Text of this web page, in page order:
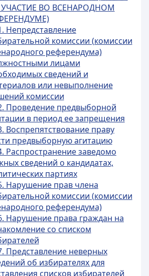
ВО ВСЕНАРОДНОМ
Непредставление
комиссии (комиссии
референдума)
лицами
сведений и
или невыполнение
комиссии
Проведение предвыборной
в период ее запрещения
Воспрепятствование праву
предвыборную агитацию
Распространение заведомо
сведений о кандидатах,
партиях
Нарушение прав члена
комиссии (комиссии
референдума)
Нарушение права граждан на
со списком
Представление неверных
об избирателях для
списков избирателей